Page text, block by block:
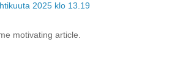
2025 klo 13.19
motivating article.